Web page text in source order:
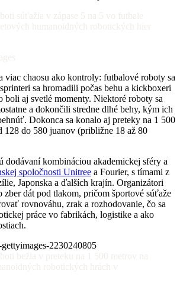
viac chaosu ako kontroly: futbalové roboty sa
sa hromadili počas behu a kickboxeri
boli aj svetlé momenty. Niektoré roboty sa
a dokončili stredne dlhé behy, kým ich
Dokonca sa konalo aj preteky na 1 500
128 do 580 juanov (približne 18 až 80
dodávaní kombináciou akademickej sféry a
spoločnosti Unitree a Fourier, s tímami z
Japonska a ďalších krajín. Organizátori
zber dát pod tlakom, pričom športové súťaže
rovnováhu, zrak a rozhodovanie, čo sa
práce vo fabrikách, logistike a ako